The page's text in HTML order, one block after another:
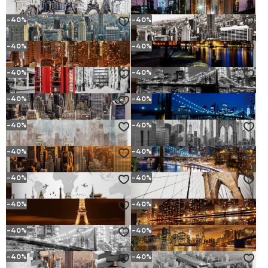
ab6.12€(10.20€) ab6.12€(10. 20€)
ANSICHT VON PARIS IN AQUARELL
ab6.12€(10.20€)
BROOKLYN FUSSGÄNGERBRÜCKE
ab6.12€(10.20 €)
-40%
PANORAMABLICK AUF NEW YORK
ab6.12€(10.20€)
-40%
RETROPANORAMA VON MANHATTAN
ab6. € (10. €)
-40%
MODERNE NACHTSTADT UND WOLKENKRATZER
ab6.12€(10.20€)
-40%
LEERER DEICH IM PANORAMA DER STADT
ab6.12€(10.20€)
-40%
ROTE TELEFONZELLEN AUF DER STRASSE
ab6.12€(10.20€)
-40%
ab6.12€ (10.20€)
-40%
NEW YORK WARTET AUF DEN REGEN
ab 6.12€(10.20€)
-40%
BROOKLYN BRIDGE IM LICHTE DES NACHTMINISTERS
ab 6. 12€(10. 20€)
-40%
HISTORISCHES ZENTRUM VOR DEM HINTERGRUND DES METROPOOLS
ab6.12€(10.20 €)
-40%
BROOKLYN BRIDGE IN SCHWARZ UND WEISS
ab6.12€(10.20€)
-40%
NEW YORKER WOLKENKRATZER BEI SONNENUNTERGANG
ab 6. 12€(10.20€)
-40%
BROOKLYN NEW YORK BRIDGE IN NACHTLICHTERN
ab6.12 € (10.20 €)
-40%
ab6.12€(10.20€)
-40%
ARCHITEKTUR DER BROOKLYN BRIDGE
ab6.12€(10.20€)
-40%
DAS HERZ VON PARIS BEI NACHT
ab6.12€(10.20€)
-40%
SPIEGELREFLEXION DER STADT IM WASSER
ab6.12€(10.20€)
-40%
BROOKLYN BRÜCKE VOR DEM HINTERGRUND DER METROPOLE
-40%
LEUCHTEN DER NACHTLICHTER BEI SONNENUNTERGANG
-40% -40%